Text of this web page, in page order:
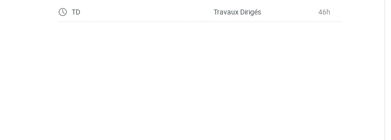
TD Travaux Dirigés 46h